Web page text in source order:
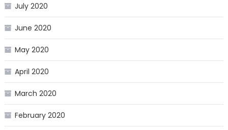
July 2020
June 2020
May 2020
April 2020
March 2020
February 2020